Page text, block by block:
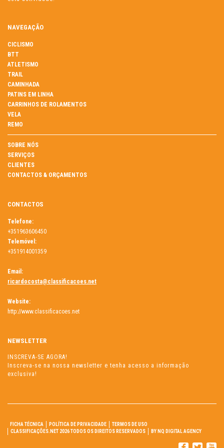
NAVEGAÇÃO
CICLISMO
BTT
ATLETISMO
TRAIL
CAMINHADA
PATINS EM LINHA
CARRINHOS DE ROLAMENTOS
VELA
REMO
SOBRE NÓS
SERVIÇOS
CLIENTES
CONTACTOS & ORÇAMENTOS
CONTACTOS
Telefone:
+351963606450
Telemóvel:
+351914001359
Email:
ricardocosta@classificacoes.net
Website:
http://www.classificacoes.net
NEWSLETTER
INSCREVA-SE AGORA!
Inscreva-se na nossa newsletter e tenha acesso a informação
exclusiva!
FICHA TÉCNICA POLÍTICA DE PRIVACIDADE
TERMOS DE USO
CLASSIFICAÇÕES.NET 2026 TODOS OS DIREITOS RESERVADOS
BY NQ DIGITAL AGENCY